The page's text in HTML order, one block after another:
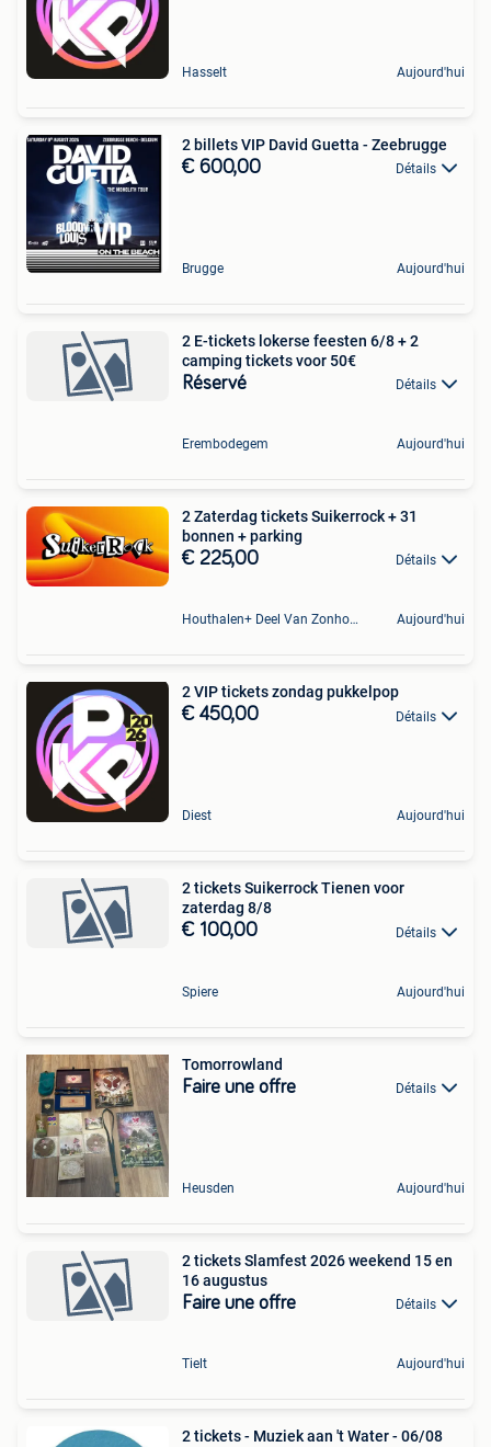
Hasselt Aujourd'hui
2 billets VIP David Guetta - Zeebrugge
€ 600,00 Détails
Brugge Aujourd'hui
2 E-tickets lokerse feesten 6/8 + 2
camping tickets voor 50€
Réservé Détails
Erembodegem Aujourd'hui
2 Zaterdag tickets Suikerrock + 31
bonnen + parking
€ 225,00 Détails
Houthalen+ Deel Van Zonhoven En Zolder Aujourd'hui
2 VIP tickets zondag pukkelpop
€ 450,00 Détails
Diest Aujourd'hui
2 tickets Suikerrock Tienen voor
zaterdag 8/8
€ 100,00 Détails
Spiere Aujourd'hui
Tomorrowland
Faire une offre Détails
Heusden Aujourd'hui
2 tickets Slamfest 2026 weekend 15 en
16 augustus
Faire une offre Détails
Tielt Aujourd'hui
2 tickets - Muziek aan 't Water - 06/08